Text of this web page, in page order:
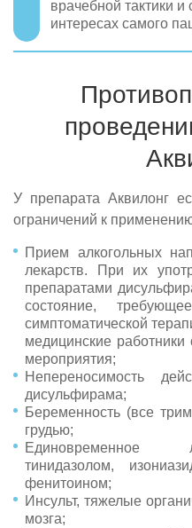
врачебной тактики и
интересах самого
У препарата Аквилонг
ограничений к
Прием алкогольных
лекарств. При их
препаратами
состояние,
симптоматической
медицинские
мероприятия;
Непереносимость
дисульфирама;
Беременность (все
грудью;
Единовременное
тинидазолом,
фенитоином;
Инсульт, тяжелые
мозга;